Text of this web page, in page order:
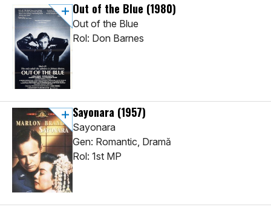
Out of the Blue (1980)
Out of the Blue
Rol: Don Barnes
Sayonara (1957)
Sayonara
Gen: Romantic, Dramă
Rol: 1st MP